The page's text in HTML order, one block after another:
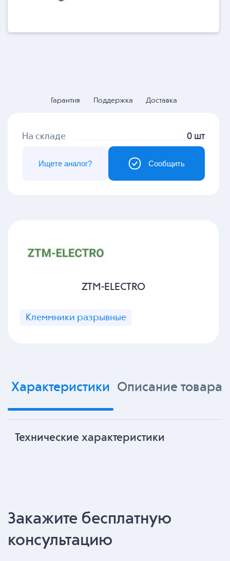
Гарантия Поддержка Доставка
На складе 0 шт
Сообщить
Ищете аналог?
ZTM-ELECTRO
Клеммники разрывные
Характеристики Описание товара
Технические характеристики
Закажите бесплатную
консультацию